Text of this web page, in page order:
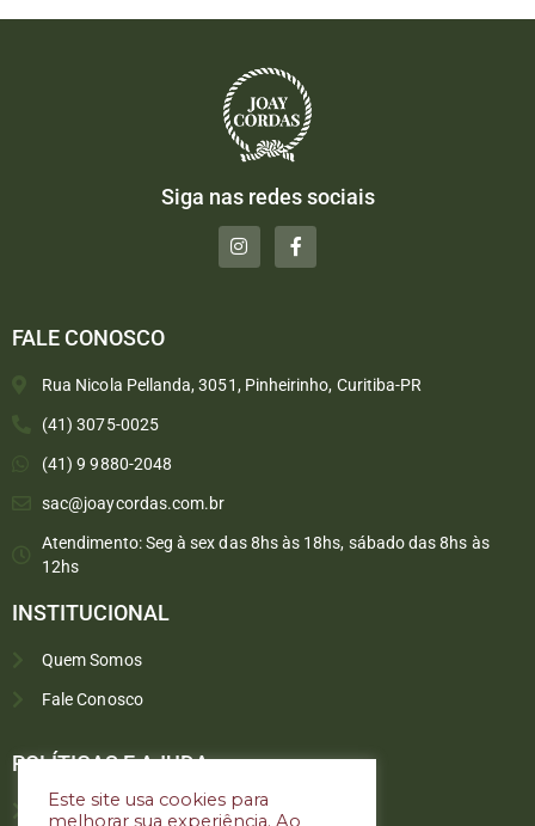
Siga nas redes sociais
FALE CONOSCO
Rua Nicola Pellanda, 3051, Pinheirinho, Curitiba-PR
(41) 3075-0025
(41) 9 9880-2048
sac@joaycordas.com.br
Atendimento: Seg à sex das 8hs às 18hs, sábado das 8hs às
12hs
INSTITUCIONAL
Quem Somos
Fale Conosco
POLÍTICAS E AJUDA
Política de troca e devoluções
Este site usa cookies para
melhorar sua experiência. Ao